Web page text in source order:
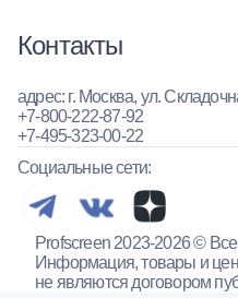
Контакты
адрес: г. Москва, ул.
+7-800-222-87-92
+7-495-323-00-22
Социальные сети:
Profscreen 2023-2026 ©
Информация, товары и
не являются договором